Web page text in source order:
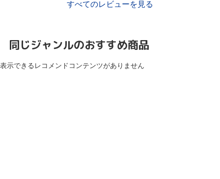
すべてのレビューを見る
同じジャンルのおすすめ商品
表示できるレコメンドコンテンツがありません